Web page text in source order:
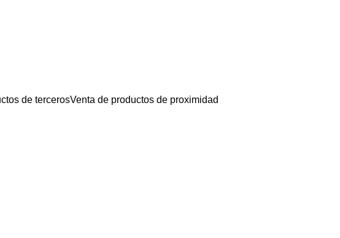
de tercerosVenta de productos de proximidad